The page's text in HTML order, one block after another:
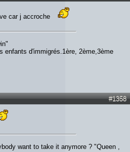
car j accroche
enfants d'immigrés.1ère, 2ème,3ème
#1358
want to take it anymore ? "Queen ,